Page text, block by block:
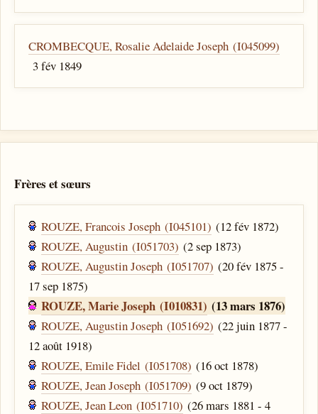
CROMBECQUE, Rosalie Adelaide Joseph (I045099)
3 fév 1849
Frères et sœurs
ROUZE, Francois Joseph (I045101) (12 fév 1872)
ROUZE, Augustin (I051703) (2 sep 1873)
ROUZE, Augustin Joseph (I051707) (20 fév 1875 -
17 sep 1875)
ROUZE, Marie Joseph (I010831) (13 mars 1876)
ROUZE, Augustin Joseph (I051692) (22 juin 1877 -
12 août 1918)
ROUZE, Emile Fidel (I051708) (16 oct 1878)
ROUZE, Jean Joseph (I051709) (9 oct 1879)
ROUZE, Jean Leon (I051710) (26 mars 1881 - 4